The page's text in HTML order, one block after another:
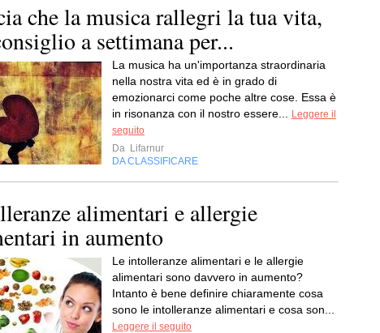
che la musica rallegri la tua vita,
a settimana per...
La musica ha un'importanza straordinaria
nella nostra vita ed è in grado di
emozionarci come poche altre cose. Essa è
in risonanza con il nostro essere...
Leggere il
seguito
Da Lifarnur
DA CLASSIFICARE
alimentari e allergie
in aumento
Le intolleranze alimentari e le allergie
alimentari sono davvero in aumento?
Intanto è bene definire chiaramente cosa
sono le intolleranze alimentari e cosa son...
Leggere il seguito